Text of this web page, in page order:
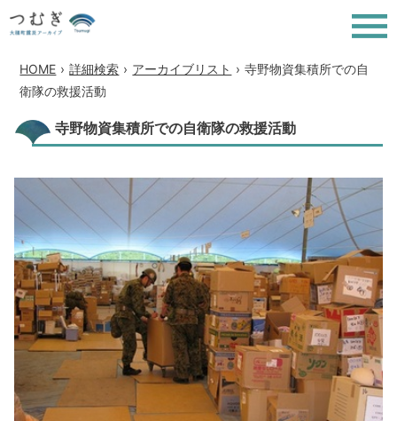
HOME › 詳細検索 › アーカイブリスト › 寺野物資集積所での自
衛隊の救援活動
寺野物資集積所での自衛隊の救援活動